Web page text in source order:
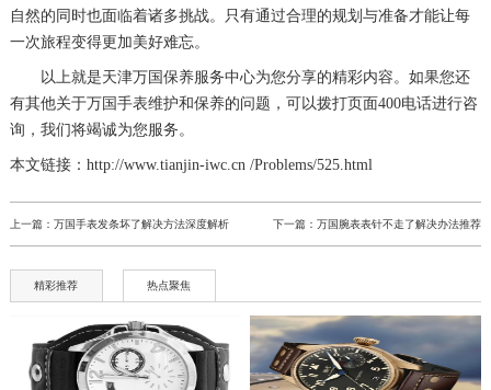
自然的同时也面临着诸多挑战。只有通过合理的规划与准备才能让每
一次旅程变得更加美好难忘。
以上就是天津万国保养服务中心为您分享的精彩内容。如果您还
有其他关于万国手表维护和保养的问题，可以拨打页面400电话进行咨
询，我们将竭诚为您服务。
本文链接：http://www.tianjin-iwc.cn /Problems/525.html
上一篇： 万国手表发条坏了解决方法深度解析 下一篇：万国腕表表针不走了解决办法推荐
精彩推荐 热点聚焦